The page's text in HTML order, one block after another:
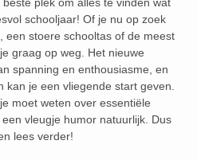
schooljaar! Of je nu op zoek
een stoere schooltas of de meest
graag op weg. Het nieuwe
spanning en enthousiasme, en
kan je een vliegende start geven.
moet weten over essentiële
vleugje humor natuurlijk. Dus
lees verder!